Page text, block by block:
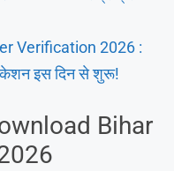
Verification 2026 :
इस दिन से शुरू!
Bihar